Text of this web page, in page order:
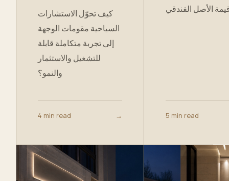
كيف تحوّل الاستشارات
السياحية مقومات الوجهة
إلى تجربة متكاملة قابلة
للتشغيل والاستثمار
والنمو؟
4 min read → 5 min read